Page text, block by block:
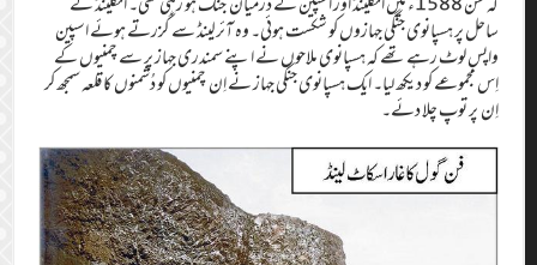
ساحل پر ہسپانوی جنگی جہازوں کو شکست ہوئی۔‏ وہ آئرلینڈ سے گزرتے ہوئے اسپین
واپس لوٹ رہے تھے کہ ہسپانوی ملاحوں نے اپنے سمندری جہاز پر سے چمنیوں کے
اِس مجموعے کو دیکھ لیا۔‏ ایک ہسپانوی جنگی جہاز نے اِن چمنیوں کو دُشمنوں کا قلعہ سمجھ کر
اِن پر توپ چلا دئے۔‏